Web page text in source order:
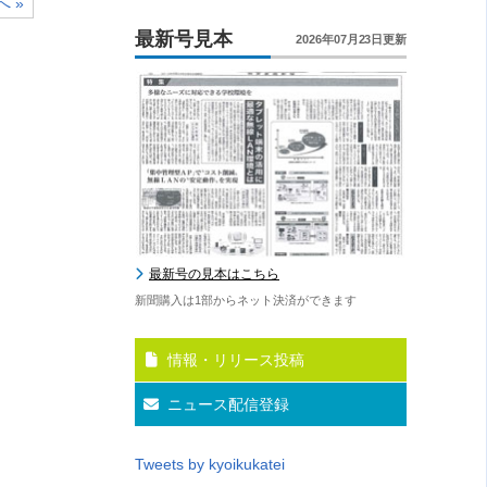
最新号見本 2026年07月23日更新
最新号の見本はこちら
新聞購入は1部からネット決済ができます
情報・リリース投稿
ニュース配信登録
Tweets by kyoikukatei